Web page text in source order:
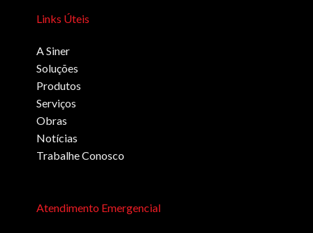
Links Úteis
A Siner
Soluções
Produtos
Serviços
Obras
Notícias
Trabalhe Conosco
Atendimento Emergencial